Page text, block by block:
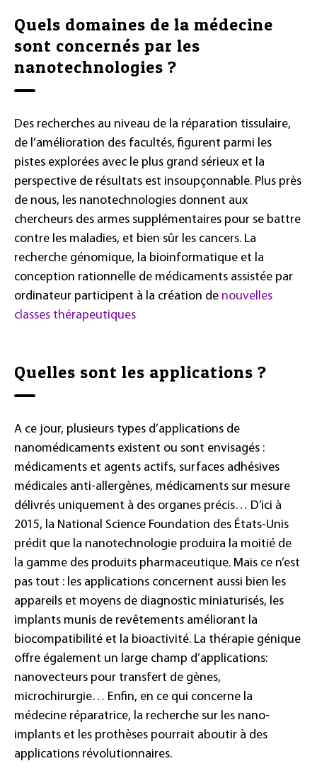
Quels domaines de la médecine
sont concernés par les
nanotechnologies ?
Des recherches au niveau de la réparation tissulaire,
de l’amélioration des facultés, figurent parmi les
pistes explorées avec le plus grand sérieux et la
perspective de résultats est insoupçonnable. Plus près
de nous, les nanotechnologies donnent aux
chercheurs des armes supplémentaires pour se battre
contre les maladies, et bien sûr les cancers. La
recherche génomique, la bioinformatique et la
conception rationnelle de médicaments assistée par
ordinateur participent à la création de nouvelles
classes thérapeutiques
Quelles sont les applications ?
A ce jour, plusieurs types d’applications de
nanomédicaments existent ou sont envisagés :
médicaments et agents actifs, surfaces adhésives
médicales anti-allergènes, médicaments sur mesure
délivrés uniquement à des organes précis… D’ici à
2015, la National Science Foundation des États-Unis
prédit que la nanotechnologie produira la moitié de
la gamme des produits pharmaceutique. Mais ce n’est
pas tout : les applications concernent aussi bien les
appareils et moyens de diagnostic miniaturisés, les
implants munis de revêtements améliorant la
biocompatibilité et la bioactivité. La thérapie génique
offre également un large champ d’applications:
nanovecteurs pour transfert de gènes,
microchirurgie… Enfin, en ce qui concerne la
médecine réparatrice, la recherche sur les nano-
implants et les prothèses pourrait aboutir à des
applications révolutionnaires.